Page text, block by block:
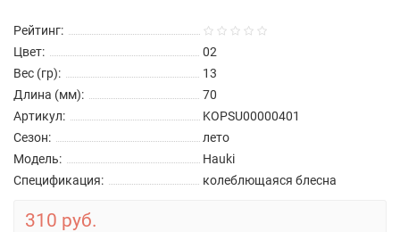
Рейтинг:
Цвет:
02
Вес (гр):
13
Длина (мм):
70
Артикул:
KOPSU00000401
Сезон:
лето
Модель:
Hauki
Спецификация:
колеблющаяся блесна
310 руб.